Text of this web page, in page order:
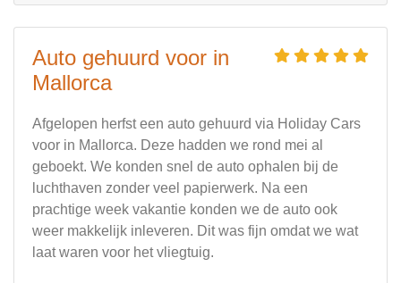
Auto gehuurd voor in
Mallorca
Afgelopen herfst een auto gehuurd via Holiday Cars
voor in Mallorca. Deze hadden we rond mei al
geboekt. We konden snel de auto ophalen bij de
luchthaven zonder veel papierwerk. Na een
prachtige week vakantie konden we de auto ook
weer makkelijk inleveren. Dit was fijn omdat we wat
laat waren voor het vliegtuig.